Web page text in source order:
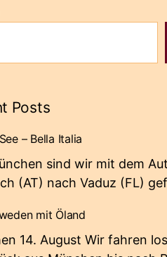
Posts
– Bella Italia
sind wir mit dem
(AT) nach Vaduz (FL)
mit Öland
14. August Wir fahren